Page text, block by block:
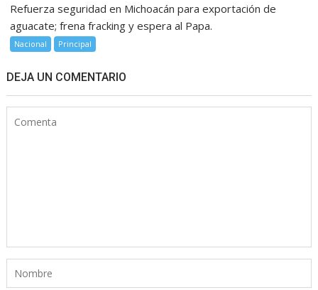
Refuerza seguridad en Michoacán para exportación de
aguacate; frena fracking y espera al Papa.
Nacional Principal
DEJA UN COMENTARIO